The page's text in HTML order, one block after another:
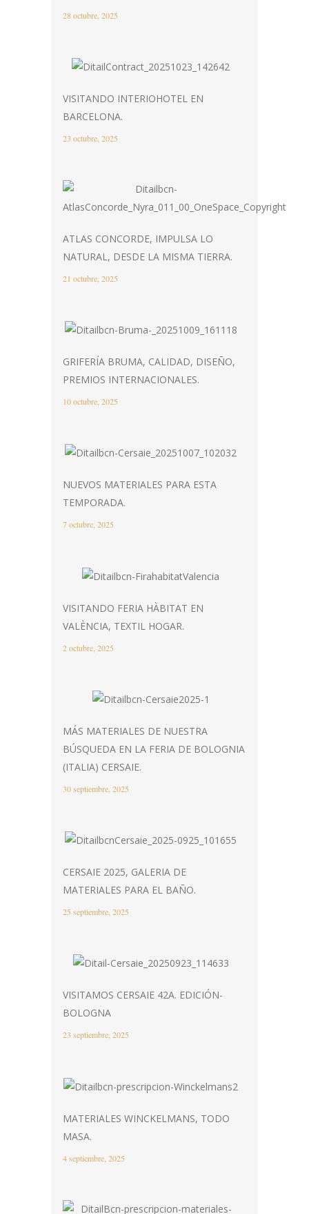
28 octubre, 2025
VISITANDO INTERIOHOTEL EN
BARCELONA.
23 octubre, 2025
ATLAS CONCORDE, IMPULSA LO
NATURAL, DESDE LA MISMA TIERRA.
21 octubre, 2025
GRIFERÍA BRUMA, CALIDAD, DISEÑO,
PREMIOS INTERNACIONALES.
10 octubre, 2025
NUEVOS MATERIALES PARA ESTA
TEMPORADA.
7 octubre, 2025
VISITANDO FERIA HÀBITAT EN
VALÈNCIA, TEXTIL HOGAR.
2 octubre, 2025
MÁS MATERIALES DE NUESTRA
BÚSQUEDA EN LA FERIA DE BOLOGNIA
(ITALIA) CERSAIE.
30 septiembre, 2025
CERSAIE 2025, GALERIA DE
MATERIALES PARA EL BAÑO.
25 septiembre, 2025
VISITAMOS CERSAIE 42A. EDICIÓN-
BOLOGNA
23 septiembre, 2025
MATERIALES WINCKELMANS, TODO
MASA.
4 septiembre, 2025